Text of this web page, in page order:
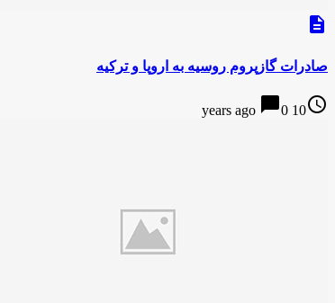
description
صادرات گازپروم روسیه به اروپا و ترکیه
access_time
10 years ago
chat_bubble0